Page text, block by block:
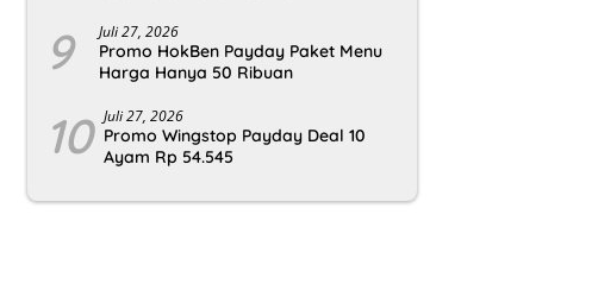
9 Juli 27, 2026
Promo HokBen Payday Paket Menu
Harga Hanya 50 Ribuan
10 Juli 27, 2026
Promo Wingstop Payday Deal 10
Ayam Rp 54.545